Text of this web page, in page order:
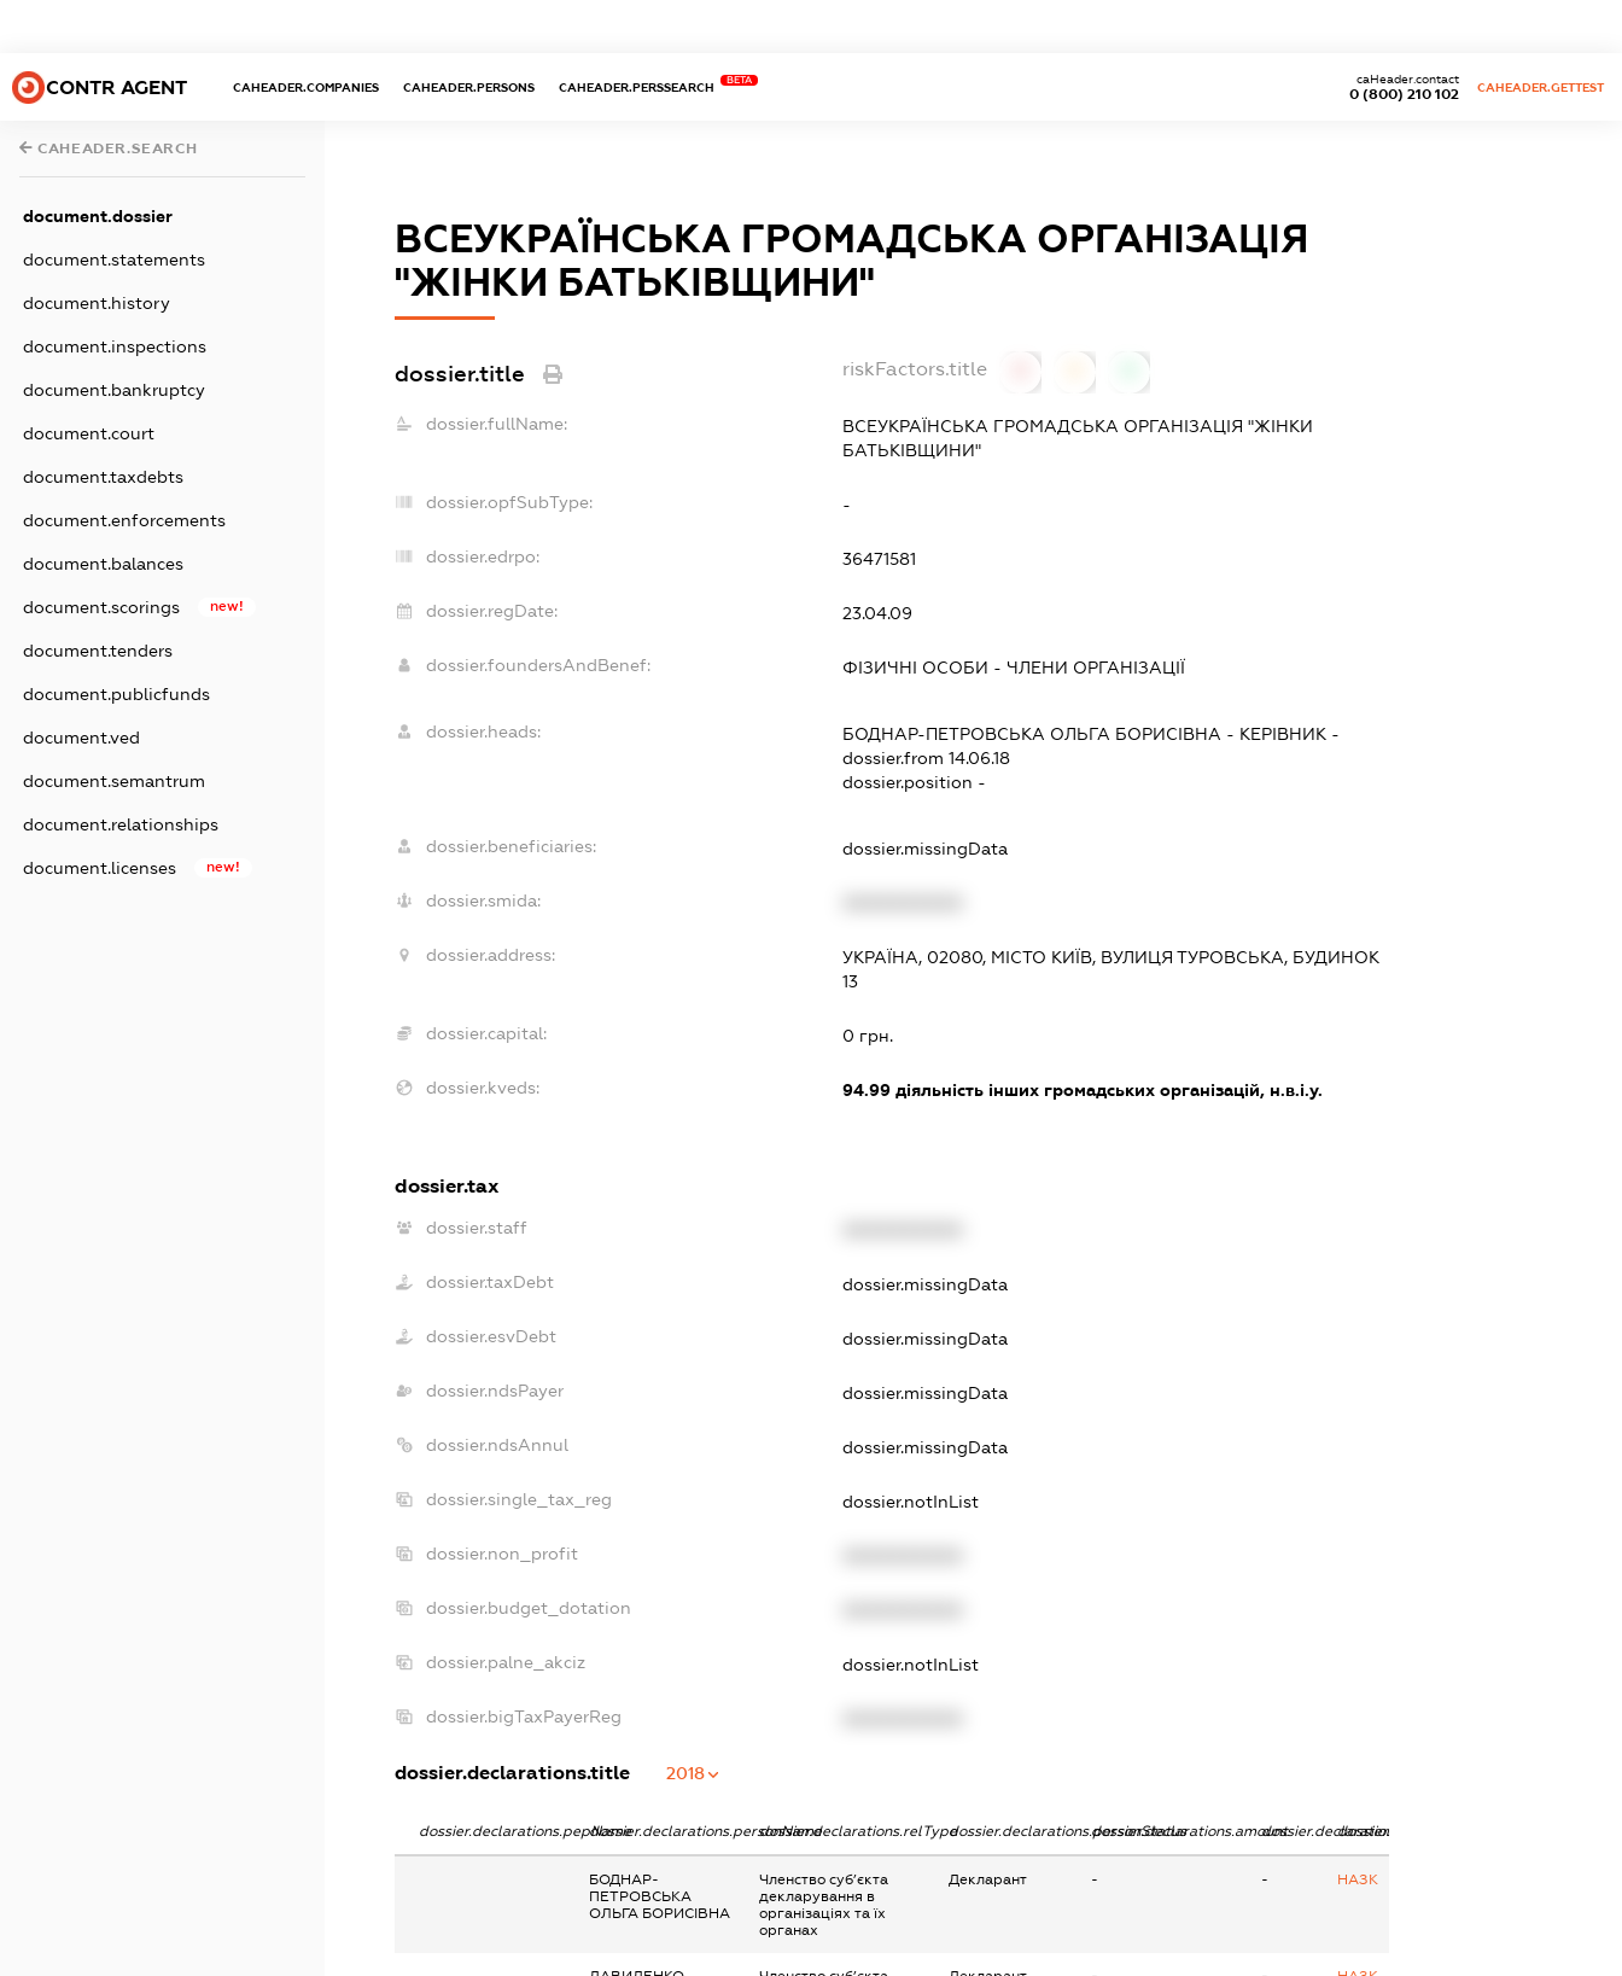
CONTR AGENT CAHEADER.COMPANIES CAHEADER.PERSONS CAHEADER.PERSSEARCH
BETA
0 (800) 210 102
caHeader.contact
CAHEADER.GETTEST
CAHEADER.SEARCH
document.dossier
document.statements
document.history
document.inspections
document.bankruptcy
document.court
document.taxdebts
document.enforcements
document.balances
document.scorings new!
document.tenders
document.publicfunds
document.ved
document.semantrum
document.relationships
document.licenses new!
ВСЕУКРАЇНСЬКА ГРОМАДСЬКА ОРГАНІЗАЦІЯ
"ЖІНКИ БАТЬКІВЩИНИ"
dossier.title riskFactors.title
dossier.fullName:
ВСЕУКРАЇНСЬКА ГРОМАДСЬКА ОРГАНІЗАЦІЯ "ЖІНКИ
БАТЬКІВЩИНИ"
dossier.opfSubType: -
dossier.edrpo: 36471581
dossier.regDate: 23.04.09
dossier.foundersAndBenef: ФІЗИЧНІ ОСОБИ - ЧЛЕНИ ОРГАНІЗАЦІЇ
dossier.heads: БОДНАР-ПЕТРОВСЬКА ОЛЬГА БОРИСІВНА - КЕРІВНИК -
dossier.from 14.06.18
dossier.position -
dossier.beneficiaries: dossier.missingData
dossier.smida:
dossier.address:
УКРАЇНА, 02080, МІСТО КИЇВ, ВУЛИЦЯ ТУРОВСЬКА, БУДИНОК
13
dossier.capital: 0 грн.
dossier.kveds: 94.99 діяльність інших громадських організацій, н.в.і.у.
dossier.tax
dossier.staff
dossier.taxDebt dossier.missingData
dossier.esvDebt dossier.missingData
dossier.ndsPayer dossier.missingData
dossier.ndsAnnul dossier.missingData
dossier.single_tax_reg dossier.notInList
dossier.non_profit
dossier.budget_dotation
dossier.palne_akciz dossier.notInList
dossier.bigTaxPayerReg
dossier.declarations.title 2018
dossier.declarations.pepNamedossier.declarations.personNamedossier.declarations.relTypedossier.declarations.personStatusdossier.declarations.amountdossier.declarations.currency
dossier.declarations.source
БОДНАР-
ПЕТРОВСЬКА
ОЛЬГА БОРИСІВНА
Членство суб’єкта
декларування в
організаціях та їх
органах
Декларант - - НАЗК